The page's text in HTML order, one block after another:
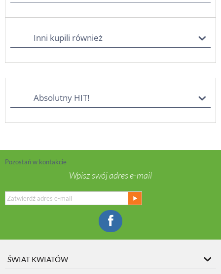
Inni kupili również
Absolutny HIT!
Pozostań w kontakcie
Wpisz swój adres e-mail
ŚWIAT KWIATÓW